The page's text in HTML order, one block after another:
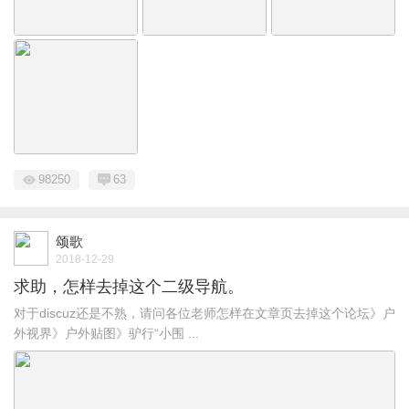
98250 63
颂歌
2018-12-29
求助，怎样去掉这个二级导航。
对于discuz还是不熟，请问各位老师怎样在文章页去掉这个论坛》户
外视界》户外贴图》驴行“小围 ...